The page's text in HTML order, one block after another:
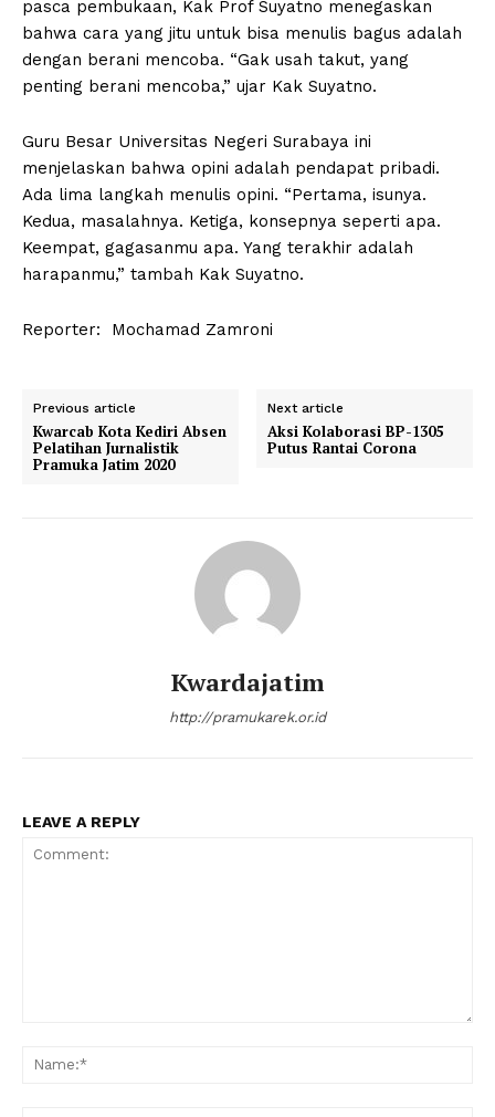
pasca pembukaan, Kak Prof Suyatno menegaskan
bahwa cara yang jitu untuk bisa menulis bagus adalah
dengan berani mencoba. “Gak usah takut, yang
penting berani mencoba,” ujar Kak Suyatno.
Guru Besar Universitas Negeri Surabaya ini
menjelaskan bahwa opini adalah pendapat pribadi.
Ada lima langkah menulis opini. “Pertama, isunya.
Kedua, masalahnya. Ketiga, konsepnya seperti apa.
Keempat, gagasanmu apa. Yang terakhir adalah
harapanmu,” tambah Kak Suyatno.
Reporter: Mochamad Zamroni
Previous article
Kwarcab Kota Kediri Absen
Pelatihan Jurnalistik
Pramuka Jatim 2020
Next article
Aksi Kolaborasi BP-1305
Putus Rantai Corona
Kwardajatim
http://pramukarek.or.id
LEAVE A REPLY